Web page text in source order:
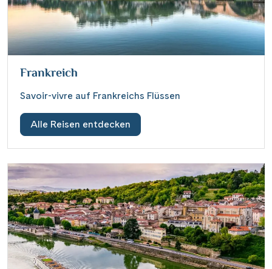
Frankreich
Savoir-vivre auf Frankreichs Flüssen
Alle Reisen entdecken